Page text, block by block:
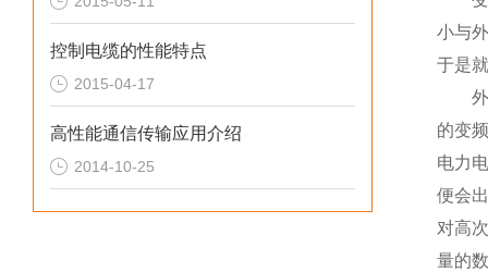
控制电缆的性能特点
2015-04-17
高性能通信传输应用介绍
2014-10-25
小与
于是
外部
的变
电力
便会
对高
量的